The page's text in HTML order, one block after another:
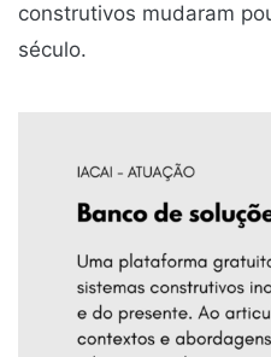
construtivos mudaram
século.